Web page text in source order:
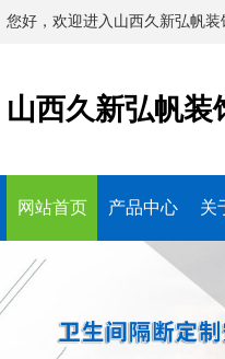
您好，欢迎进入山西久新弘帆装
山西久新弘帆装
网站首页 产品中心 关